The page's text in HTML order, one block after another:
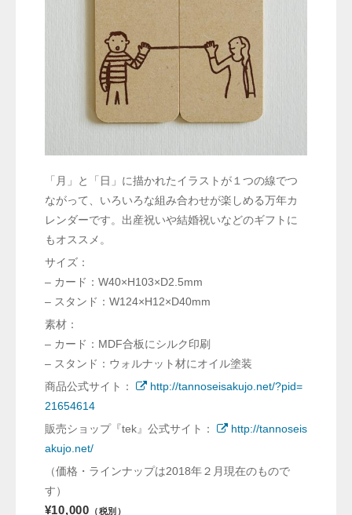
「月」と「日」に描かれたイラストが１つの線でつ
ながって、いろいろな組み合わせが楽しめる万年カ
レンダーです。出産祝いや結婚祝いなどのギフトに
もオススメ。
サイズ：
– カード：W40×H103×D2.5mm
– スタンド：W124×H12×D40mm
素材：
– カード：MDF合板にシルク印刷
– スタンド：ウォルナット材にオイル塗装
商品公式サイト：
http://tannoseisakujo.net/?pid=
21654614
販売ショップ『tek』公式サイト：
http://tannoseis
akujo.net/
（価格・ラインナップは2018年２月現在のもので
す）
¥10,000 （税別）